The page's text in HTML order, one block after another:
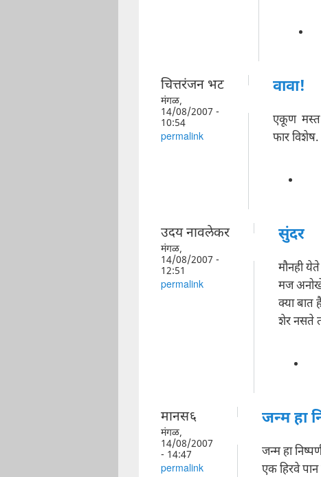
चित्तरंजन भट
मंगळ,
14/08/2007 -
10:54
permalink
वावा!
एकूण मस्त
फार विशेष.
उदय नावलेकर
मंगळ,
14/08/2007 -
12:51
permalink
सुंदर
मौनही
मज
क्या
शेर नसते
मानस६
मंगळ,
14/08/2007
- 14:47
permalink
जन्म हा
जन्म हा
एक हिरवे